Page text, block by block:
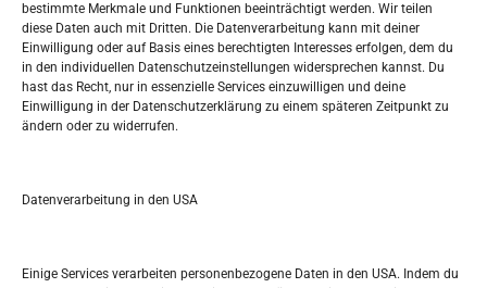
bestimmte Merkmale und Funktionen beeinträchtigt werden. Wir teilen
diese Daten auch mit Dritten. Die Datenverarbeitung kann mit deiner
Einwilligung oder auf Basis eines berechtigten Interesses erfolgen, dem du
in den individuellen Datenschutzeinstellungen widersprechen kannst. Du
hast das Recht, nur in essenzielle Services einzuwilligen und deine
Einwilligung in der Datenschutzerklärung zu einem späteren Zeitpunkt zu
ändern oder zu widerrufen.
Datenverarbeitung in den USA
Einige Services verarbeiten personenbezogene Daten in den USA. Indem du
Pretražite stranicu:
S
e
a
h
M D M D F S S